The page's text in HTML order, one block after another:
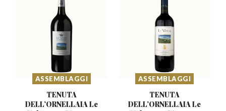
ASSEMBLAGGI
TENUTA
DELL’ORNELLAIALe
ASSEMBLAGGI
TENUTA
DELL’ORNELLAIA Le